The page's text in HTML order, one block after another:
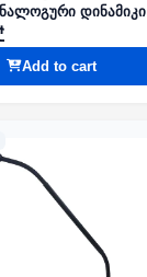
დინამიკი
Add to cart